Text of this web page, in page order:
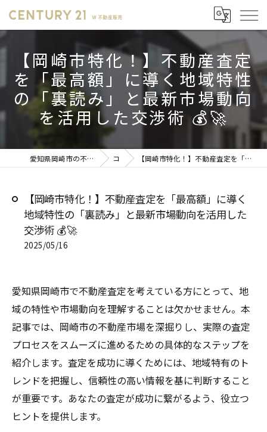
【岡崎市特化！】不動産査定
を「最高額」に導く地域特性
の「裏読み」と最新市場動向
を活用した交渉術 💰🚀
愛知県岡崎市の不動産売却ならセンチュリー21 W不動産販売 コラム 【岡崎市特化！】不動産査定を「最高額」に導く地域特性の「裏読み」と最新市場動向を活用した交渉術 💰🚀
【岡崎市特化！】不動産査定を「最高額」に導く
地域特性の「裏読み」と最新市場動向を活用した
交渉術 💰🚀
2025/05/16
愛知県岡崎市で不動産査定を考えている方にとって、地
域の特性や市場動向を理解することは欠かせません。本
記事では、岡崎市の不動産市場を深掘りし、実際の査定
プロセスをスムーズに進めるための具体的なステップを
紹介します。査定を成功に導くためには、地域特有のト
レンドを把握し、信頼性の高い情報を基に判断すること
が重要です。あなたの査定が成功に繋がるよう、役立つ
ヒントを提供します。